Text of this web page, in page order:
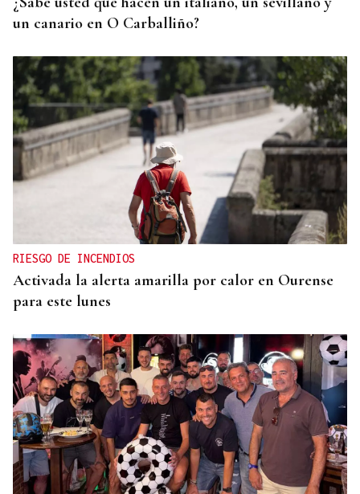
un canario en O Carballiño?
RIESGO DE INCENDIOS
Activada la alerta amarilla por calor en Ourense
para este lunes